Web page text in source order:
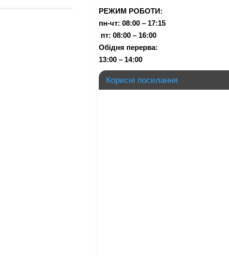
РЕЖИМ РОБОТИ:
пн-чт: 08:00 – 17:15
пт: 08:00 – 16:00
Обідня перерва:
13:00 – 14:00
Корисні посилання